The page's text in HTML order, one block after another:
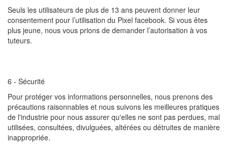
Seuls les utilisateurs de plus de 13 ans peuvent donner leur
consentement pour l’utilisation du Pixel facebook. Si vous êtes
plus jeune, nous vous prions de demander l’autorisation à vos
tuteurs.
6 - Sécurité
Pour protéger vos informations personnelles, nous prenons des
précautions raisonnables et nous suivons les meilleures pratiques
de l'industrie pour nous assurer qu'elles ne sont pas perdues, mal
utilisées, consultées, divulguées, altérées ou détruites de manière
inappropriée.